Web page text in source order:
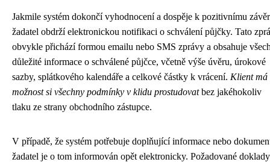
Jakmile systém dokončí vyhodnocení a dospěje k pozitivnímu
žadatel obdrží elektronickou notifikaci o schválení půjčky. Tato
obvykle přichází formou emailu nebo SMS zprávy a obsahuje
důležité informace o schválené půjčce, včetně výše úvěru, úrokové
sazby, splátkového kalendáře a celkové částky k vrácení. Klient má
možnost si všechny podmínky v klidu prostudovatbez jakéhokoliv
tlaku ze strany obchodního zástupce.
V případě, že systém potřebuje doplňující informace nebo
žadatel je o tom informován opět elektronicky. Požadované doklady